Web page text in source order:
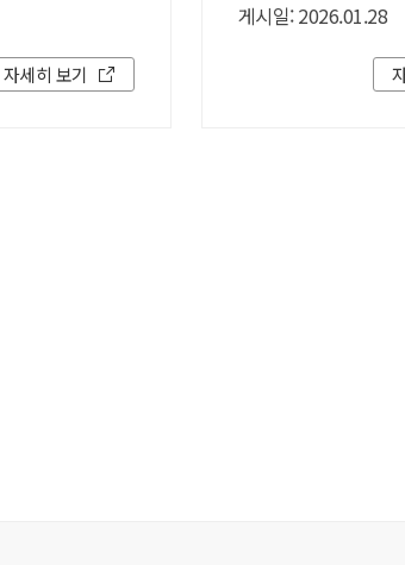
자세히 보기
게시일: 2026.01.28